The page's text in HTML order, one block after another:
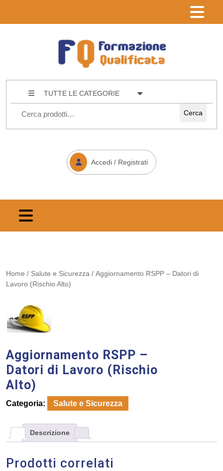
TUTTE LE CATEGORIE
Cerca
Accedi / Registrati
Home / Salute e Sicurezza / Aggiornamento RSPP – Datori di
Lavoro (Rischio Alto)
Aggiornamento RSPP –
Datori di Lavoro (Rischio
Alto)
Categoria: Salute e Sicurezza
Descrizione
Prodotti correlati